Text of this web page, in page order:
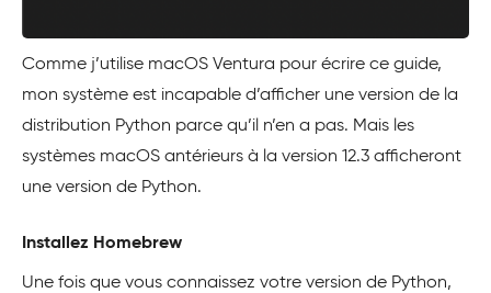
Comme j’utilise macOS Ventura pour écrire ce guide,
mon système est incapable d’afficher une version de la
distribution Python parce qu’il n’en a pas. Mais les
systèmes macOS antérieurs à la version 12.3 afficheront
une version de Python.
Installez Homebrew
Une fois que vous connaissez votre version de Python,